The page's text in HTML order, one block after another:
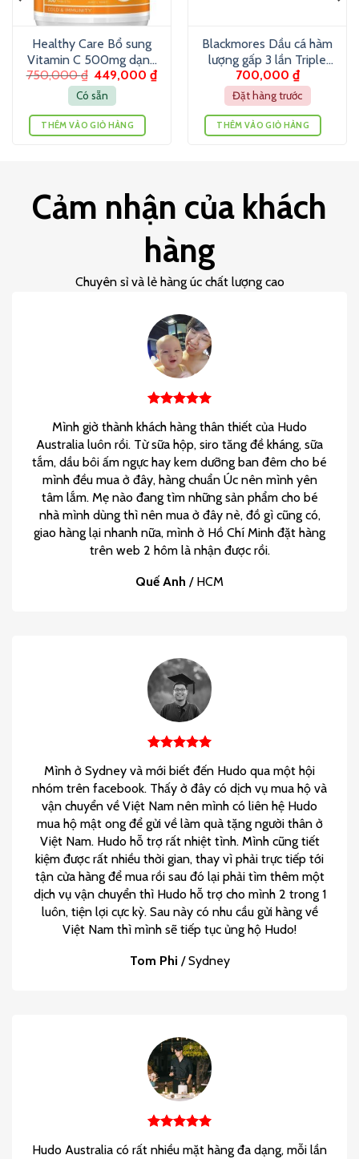
Healthy Care Bổ sung
Vitamin C 500mg dạng
viên nhai (500 viên)
750,000₫ 449,000₫
Có sẵn
THÊM VÀO GIỎ HÀNG
Blackmores Dầu cá hàm
lượng gấp 3 lần Triple
Concentration (60 viên)
700,000 ₫
Đặt hàng trước
THÊM VÀO GIỎ HÀNG
Cảm nhận của khách
hàng
Chuyên sỉ và lẻ hàng úc chất lượng cao
Mình giờ thành khách hàng thân thiết của Hudo
Australia luôn rồi. Từ sữa hộp, siro tăng đề kháng, sữa
tắm, dầu bôi ấm ngực hay kem dưỡng ban đêm cho bé
mình đều mua ở đây, hàng chuẩn Úc nên mình yên
tâm lắm. Mẹ nào đang tìm những sản phẩm cho bé
nhà mình dùng thì nên mua ở đây nè, đồ gì cũng có,
giao hàng lại nhanh nữa, mình ở Hồ Chí Minh đặt hàng
trên web 2 hôm là nhận được rồi.
Quế Anh / HCM
Mình ở Sydney và mới biết đến Hudo qua một hội
nhóm trên facebook. Thấy ở đây có dịch vụ mua hộ và
vận chuyển về Việt Nam nên mình có liên hệ Hudo
mua hộ mật ong để gửi về làm quà tặng người thân ở
Việt Nam. Hudo hỗ trợ rất nhiệt tình. Mình cũng tiết
kiệm được rất nhiều thời gian, thay vì phải trực tiếp tới
tận cửa hàng để mua rồi sau đó lại phải tìm thêm một
dịch vụ vận chuyển thì Hudo hỗ trợ cho mình 2 trong 1
luôn, tiện lợi cực kỳ. Sau này có nhu cầu gửi hàng về
Việt Nam thì mình sẽ tiếp tục ủng hộ Hudo!
Tom Phi /Sydney
Hudo Australia có rất nhiều mặt hàng đa dạng, mỗi lần